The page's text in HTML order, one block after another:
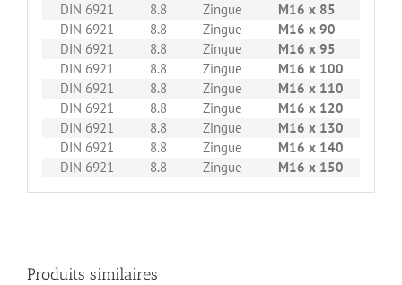
DIN 6921
8.8 Zingue M16 x 85
DIN 6921
8.8 Zingue M16 x 90
DIN 6921
8.8 Zingue M16 x 95
DIN 6921
8.8 Zingue M16 x 100
DIN 6921
8.8 Zingue M16 x 110
DIN 6921
8.8 Zingue M16 x 120
DIN 6921
8.8 Zingue M16 x 130
DIN 6921
8.8 Zingue M16 x 140
DIN 6921
8.8 Zingue M16 x 150
Produits similaires